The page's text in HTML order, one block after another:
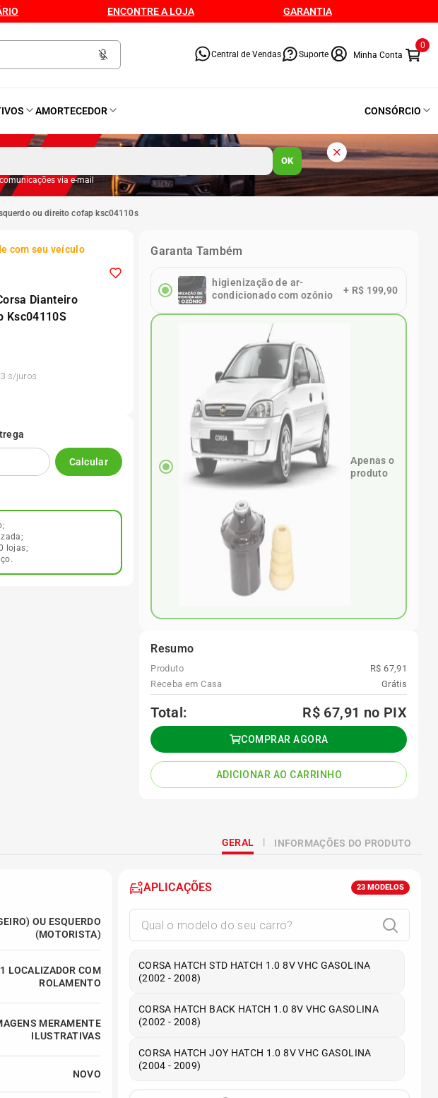
ENCONTRE A LOJA GARANTIA
Central de Vendas Suporte
0
AMORTECEDOR CONSÓRCIO
OK
via e-mail
ou direito cofap ksc04110s
com seu veículo
Dianteiro
Ksc04110S
s/juros
Calcular
lojas;
Garanta Também
higienização de ar-
condicionado com ozônio
+ R$ 199,90
Apenas o
produto
Resumo
Produto
R$ 67,91
Receba em Casa
Grátis
Total: R$ 67,91 no PIX
COMPRAR AGORA
ADICIONAR AO CARRINHO
GERAL INFORMAÇÕES DO PRODUTO
OU ESQUERDO
(MOTORISTA)
LOCALIZADOR COM
ROLAMENTO
MERAMENTE
ILUSTRATIVAS
NOVO
APLICAÇÕES 23 MODELOS
CORSA HATCH STD HATCH 1.0 8V VHC GASOLINA
(2002 - 2008)
CORSA HATCH BACK HATCH 1.0 8V VHC GASOLINA
(2002 - 2008)
CORSA HATCH JOY HATCH 1.0 8V VHC GASOLINA
(2004 - 2009)